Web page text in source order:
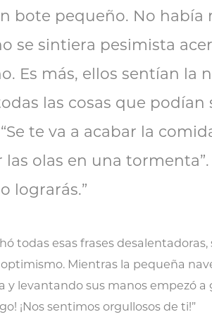
bote pequeño. No había
se sintiera pesimista
Es más, ellos sentían la
las cosas que podían
te va a acabar la
las olas en una
lograrás.”
todas esas frases
Mientras la pequeña
y levantando sus manos empezó a
¡Nos sentimos orgullosos de ti!”